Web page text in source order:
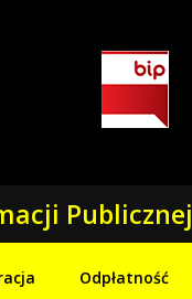
Publicznej
Odpłatność